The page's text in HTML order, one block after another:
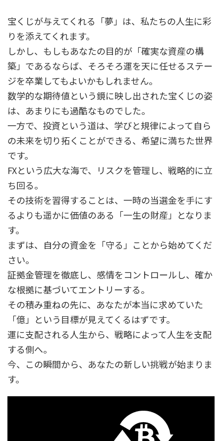
宝くじが与えてくれる「夢」は、私たちの人生に彩
りを添えてくれます。
しかし、もしもあなたの目的が「確実な資産の構
築」であるならば、そろそろ運を天に任せるステー
ジを卒業してもよいかもしれません。
数学的な期待値という鏡に映し出された宝くじの姿
は、あまりにも過酷なものでした。
一方で、投資という道は、学びと規律によって自ら
の未来を切り拓くことができる、希望に満ちた世界
です。
FXという広大な海で、リスクを管理し、戦略的に立
ち回る。
その技術を習得することは、一時の当選金を手にす
るよりも遥かに価値のある「一生の財産」となりま
す。
まずは、自分の資金を「守る」ことから始めてくだ
さい。
証拠金管理を徹底し、感情をコントロールし、確か
な根拠に基づいてエントリーする。
その積み重ねの先に、あなたが本当に求めていた
「億」という目標が見えてくるはずです。
運に支配される人生から、戦略によって人生を支配
する側へ。
今、この瞬間から、あなたの新しい挑戦が始まりま
す。